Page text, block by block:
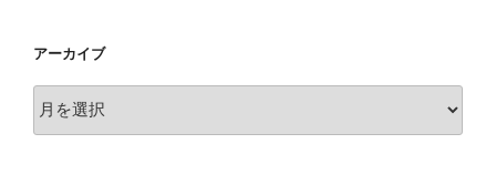
アーカイブ
ー